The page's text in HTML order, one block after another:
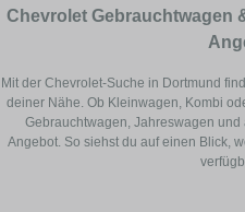
Chevrolet Gebrauchtwagen
Mit der Chevrolet-Suche in Dortmund
deiner Nähe. Ob Kleinwagen, Kombi
Gebrauchtwagen, Jahreswagen
Angebot. So siehst du auf einen Blick,